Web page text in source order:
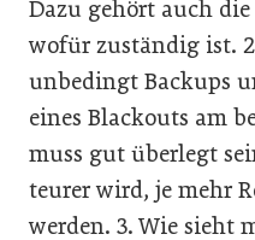
Dazu gehört auch
wofür zuständig ist.
unbedingt Backups
eines Blackouts am
muss gut überlegt
teurer wird, je mehr
werden. 3. Wie sieht